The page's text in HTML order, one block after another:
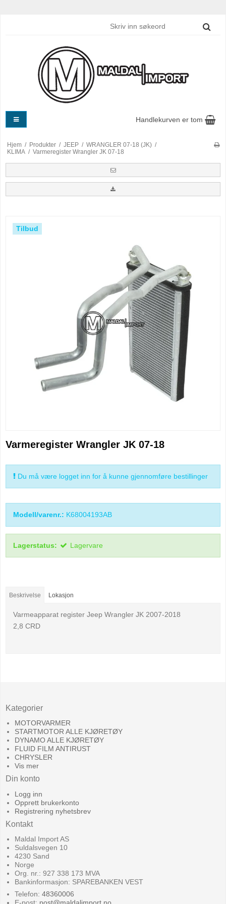
Handlekurven er tom
Hjem / Produkter / JEEP / WRANGLER 07-18 (JK) /
KLIMA / Varmeregister Wrangler JK 07-18
Tilbud
Varmeregister Wrangler JK 07-18
Du må være logget inn for å kunne gjennomføre bestillinger
Modell/varenr.: K68004193AB
Lagerstatus: Lagervare
Beskrivelse Lokasjon
Varmeapparat register Jeep Wrangler JK 2007-2018
2,8 CRD
Kategorier
MOTORVARMER
STARTMOTOR ALLE KJØRETØY
DYNAMO ALLE KJØRETØY
FLUID FILM ANTIRUST
CHRYSLER
Vis mer
Din konto
Logg inn
Opprett brukerkonto
Registrering nyhetsbrev
Kontakt
Maldal Import AS
Suldalsvegen 10
4230 Sand
Norge
Org. nr.: 927 338 173 MVA
Bankinformasjon: SPAREBANKEN VEST
Telefon: 48360006